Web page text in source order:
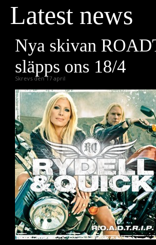
Music
Gigs
Gallery
Videos
Press
Teknik
Contact
Latest news
Nya skivan
släpps ons 18/4
Skrevs den 17 april